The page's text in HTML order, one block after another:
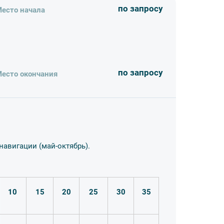
(с мая по октябрь).
стоит позаботиться об удобной обуви
Документы отправим через ЭДО
начала по запросу
окончания по запросу
(май-октябрь).
10 15 20 25 30 35